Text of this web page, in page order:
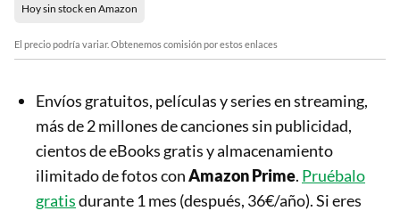
Hoy sin stock en Amazon
El precio podría variar. Obtenemos comisión por estos enlaces
Envíos gratuitos, películas y series en streaming,
más de 2 millones de canciones sin publicidad,
cientos de eBooks gratis y almacenamiento
ilimitado de fotos conAmazon Prime. Pruébalo
gratisdurante 1 mes (después, 36€/año). Si eres